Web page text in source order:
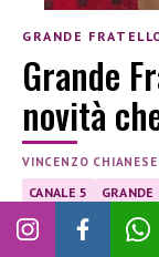
GRANDE
Grande
novità
VINCENZO CHIANESE
CANALE 5
NOVELLA 2000